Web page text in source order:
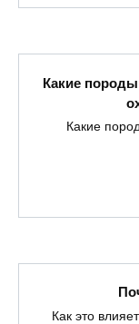
Какие
Какие
Как это